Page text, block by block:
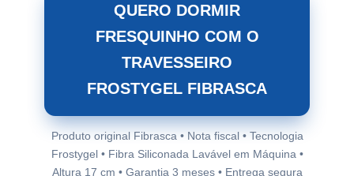
QUERO DORMIR
FRESQUINHO COM O
TRAVESSEIRO
FROSTYGEL FIBRASCA
Produto original Fibrasca • Nota fiscal • Tecnologia
Frostygel • Fibra Siliconada Lavável em Máquina •
Altura 17 cm • Garantia 3 meses • Entrega segura